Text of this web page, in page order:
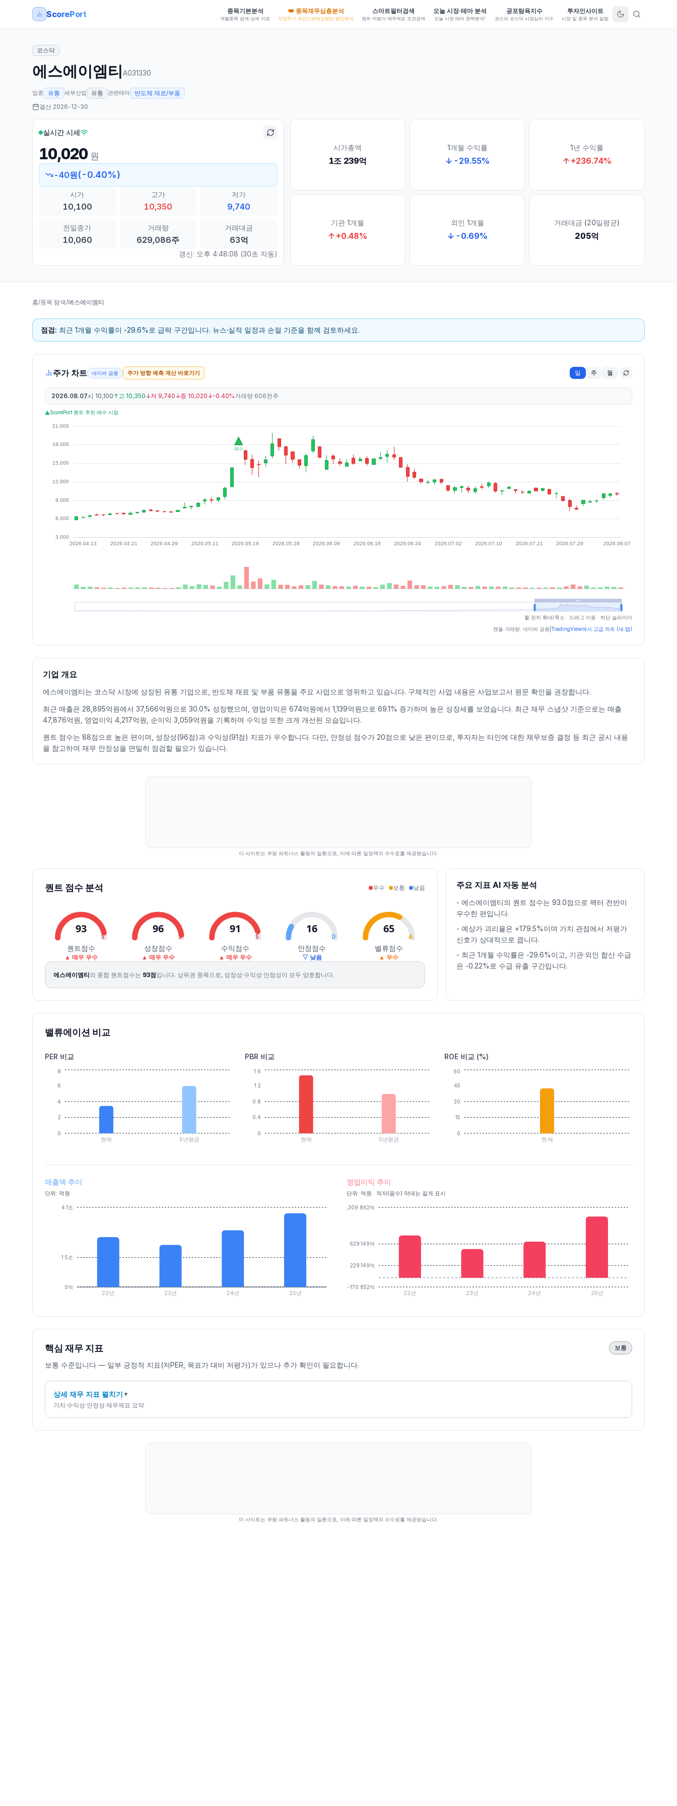
ScorePort 종목기본분석
개별종목 검색·상세 지표
👑 종목재무심층분석
적정주가·외인기관매집평단·평단분석
스마트필터검색
퀀트·저평가·재무제표 조건검색
오늘 시장·테마 분석
오늘 시장·테마 완벽분석!
공포탐욕지수
코스피·코스닥 시장심리 지수
투자인사이트
시장 및 종목 분석 칼럼
코스닥
에스에이엠티A031330
업종 유통 세부산업 유통 관련테마
반도체 재료/부품
결산 2026-12-30
실시간 시세
10,020 원
-40원 (-0.40%)
시가
10,100
고가
10,350
저가
9,740
전일종가
10,060
거래량
629,086주
거래대금
63억
갱신: 오후 4:48:08 (30초 자동)
시가총액
1조 239억
1개월 수익률
↓ -29.55%
1년 수익률
↑ +236.74%
기관 1개월
↑ +0.48%
외인 1개월
↓ -0.69%
거래대금 (20일평균)
205억
홈/종목 탐색/에스에이엠티
점검: 최근 1개월 수익률이 -29.6%로 급락 구간입니다. 뉴스·실적 일정과 손절 기준을 함께 검토하세요.
주가 차트 네이버 금융 주가 방향 예측 계산 바로가기 일 주 월
2026.08.07시 10,100 ↑고 10,350↓저 9,740↓종 10,020↓-0.40%거래량 606천주
ScorePort 퀀트 추천 매수 시점
2026.07.06
110801140010290112501.53 960547
2026.07.07
11000113701018010630-5.51 872526
2026.07.08
10400
2026.07.10
113501210011020118406.67
1120775
2026.07.13
11780119501025010490-11.401085063
2026.07.14
10500107509850105400.48 1138545
2026.07.15
109001126010850111806.07 650238
2026.07.16
107401074010140 10570-5.46604830
1.94 494546
2026.07.30
77508180 74607550-5.391196867
2026.08.03
8680 9130
2026.08.05
940010160 1007012.771066062
2026.08.06
9790101909450 10060 -0.10
914913
2026.08.07
1010010350 10020-0.40606444
휠·핀치 확대/축소 · 드래그 이동 · 하단 슬라이더
캔들·거래량: 네이버 금융 TradingView에서 고급 차트 (새 탭)
기업 개요
에스에이엠티는 코스닥 시장에 상장된 유통 기업으로, 반도체 재료 및 부품 유통을 주요 사업으로 영위하고 있습니다. 구체적인 사업 내용은 사업보고서 원문 확인을 권장합니다.
최근 매출은 28,895억원에서 37,566억원으로 30.0% 성장했으며, 영업이익은 674억원에서 1,139억원으로 69.1% 증가하며 높은 성장세를 보였습니다. 최근 재무 스냅샷 기준으로는 매출
47,876억원, 영업이익 4,217억원, 순이익 3,059억원을 기록하며 수익성 또한 크게 개선된 모습입니다.
퀀트 점수는 88점으로 높은 편이며, 성장성(96점)과 수익성(91점) 지표가 우수합니다. 다만, 안정성 점수가 20점으로 낮은 편이므로, 투자자는 타인에 대한 채무보증 결정 등 최근 공시 내용
을 참고하여 재무 안정성을 면밀히 점검할 필요가 있습니다.
이 사이트는 쿠팡 파트너스 활동의 일환으로, 이에 따른 일정액의 수수료를 제공받습니다.
퀀트 점수 분석 우수 보통 낮음
93
S
퀀트점수
▲ 매우 우수
96
S
성장점수
▲ 매우 우수
91
S
수익점수
▲ 매우 우수
16
D
안정점수
▽ 낮음
65
A
벨류점수
▲ 우수
에스에이엠티의 종합 퀀트점수는 93점입니다. 상위권 종목으로, 성장성·수익성·안정성이 모두 양호합니다.
주요 지표 AI 자동 분석
-에스에이엠티의 퀀트 점수는 93.0점으로 팩터 전반이
우수한 편입니다.
-예상가 괴리율은 +179.5%이며 가치 관점에서 저평가
신호가 상대적으로 큽니다.
- 최근 1개월 수익률은 -29.6%이고, 기관·외인 합산 수급
은 -0.22%로 수급 유출 구간입니다.
밸류에이션 비교
PER 비교
현재 5년평균
0
2
4
6
8
PBR 비교
현재 5년평균
0
0.4
0.8
1.2
1.6
ROE 비교 (%)
현재
0
15
30
45
60
매출액 추이
단위: 억원
22년 23년 24년 25년
0억
1.5조
4.1조
영업이익 추이
단위: 억원 · 적자(음수) 막대는 짙게 표시
22년 23년 24년 25년
-170.852억
229.149억
629.149억
1,309.862억
핵심 재무 지표 보통
보통 수준입니다 — 일부 긍정적 지표(저PER, 목표가 대비 저평가)가 있으나 추가 확인이 필요합니다.
상세 재무 지표 펼치기 ▼
가치·수익성·안정성·재무제표 요약
이 사이트는 쿠팡 파트너스 활동의 일환으로, 이에 따른 일정액의 수수료를 제공받습니다.